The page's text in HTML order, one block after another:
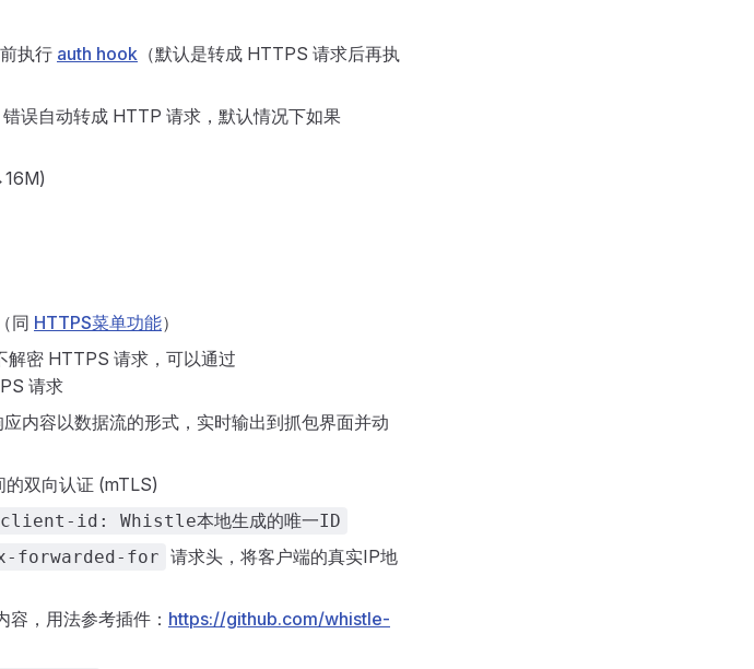
执行 auth hook （默认是转成 HTTPS 请求后再执
误自动转成 HTTP 请求，默认情况下如果
同 HTTPS菜单功能）
解密 HTTPS 请求，可以通过
请求
应内容以数据流的形式，实时输出到抓包界面并动
的双向认证 (mTLS)
id: Whistle本地生成的唯一ID
forwarded-for 请求头，将客户端的真实IP地
容，用法参考插件： https://github.com/whistle-